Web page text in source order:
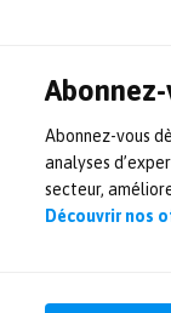
Abonnez-vous
analyses
secteur,
Découvrir nos